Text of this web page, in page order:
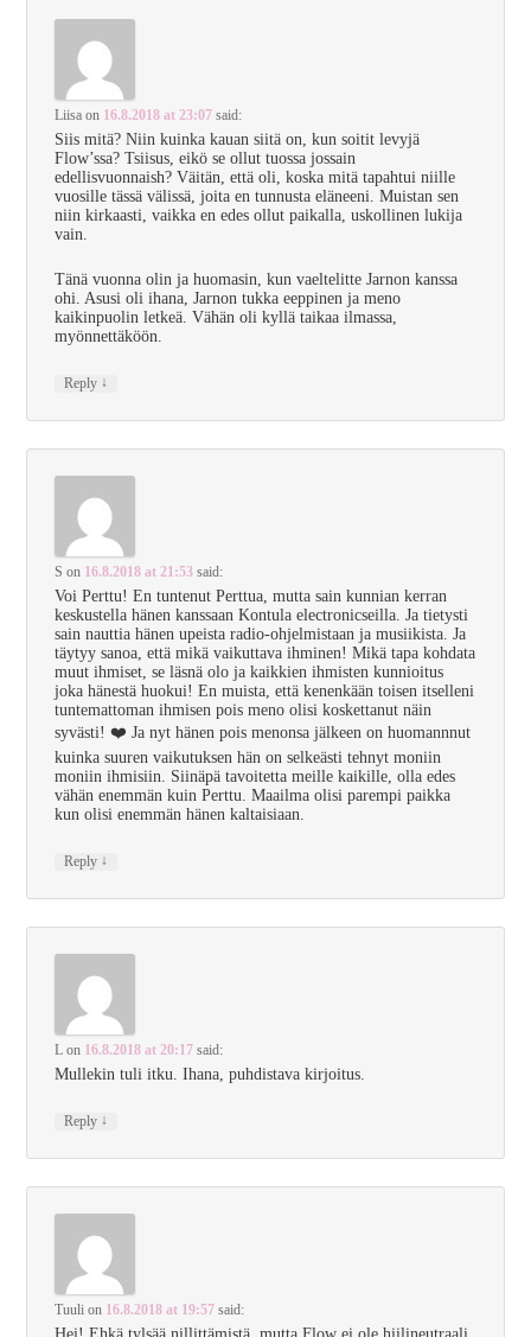
Liisa on 16.8.2018 at 23:07 said:
Siis mitä? Niin kuinka kauan siitä on, kun soitit levyjä
Flow’ssa? Tsiisus, eikö se ollut tuossa jossain
edellisvuonnaish? Väitän, että oli, koska mitä tapahtui niille
vuosille tässä välissä, joita en tunnusta eläneeni. Muistan sen
niin kirkaasti, vaikka en edes ollut paikalla, uskollinen lukija
vain.
Tänä vuonna olin ja huomasin, kun vaeltelitte Jarnon kanssa
ohi. Asusi oli ihana, Jarnon tukka eeppinen ja meno
kaikinpuolin letkeä. Vähän oli kyllä taikaa ilmassa,
myönnettäköön.
Reply ↓
S on 16.8.2018 at 21:53 said:
Voi Perttu! En tuntenut Perttua, mutta sain kunnian kerran
keskustella hänen kanssaan Kontula electronicseilla. Ja tietysti
sain nauttia hänen upeista radio-ohjelmistaan ja musiikista. Ja
täytyy sanoa, että mikä vaikuttava ihminen! Mikä tapa kohdata
muut ihmiset, se läsnä olo ja kaikkien ihmisten kunnioitus
joka hänestä huokui! En muista, että kenenkään toisen itselleni
tuntemattoman ihmisen pois meno olisi koskettanut näin
syvästi! ❤️ Ja nyt hänen pois menonsa jälkeen on huomannnut
kuinka suuren vaikutuksen hän on selkeästi tehnyt moniin
moniin ihmisiin. Siinäpä tavoitetta meille kaikille, olla edes
vähän enemmän kuin Perttu. Maailma olisi parempi paikka
kun olisi enemmän hänen kaltaisiaan.
Reply ↓
L on 16.8.2018 at 20:17 said:
Mullekin tuli itku. Ihana, puhdistava kirjoitus.
Reply ↓
Tuuli on 16.8.2018 at 19:57 said: